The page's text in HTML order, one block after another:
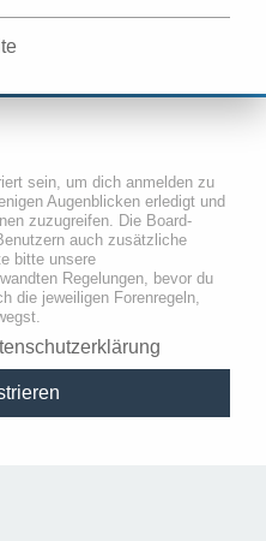
sein, um dich anmelden zu
Augenblicken erledigt und
zuzugreifen. Die Board-
auch zusätzliche
bitte unsere
Regelungen, bevor du
die jeweiligen Forenregeln,